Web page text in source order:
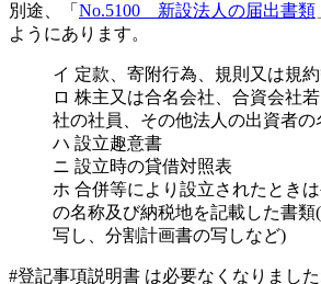
別途、「 No.5100 新設法人の届出書類
ようにあります。
イ 定款、寄附行為、規則又は規
ロ 株主又は合名会社、合資会社
社の社員、その他法人の出資者の
ハ 設立趣意書
ニ 設立時の貸借対照表
ホ 合併等により設立されたとき
の名称及び納税地を記載した書類
写し、分割計画書の写しなど)
#登記事項説明書 は必要なくなりました